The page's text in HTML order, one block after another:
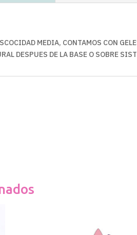
MEDIA, CONTAMOS CON
DESPUES DE LA BASE O SOBRE